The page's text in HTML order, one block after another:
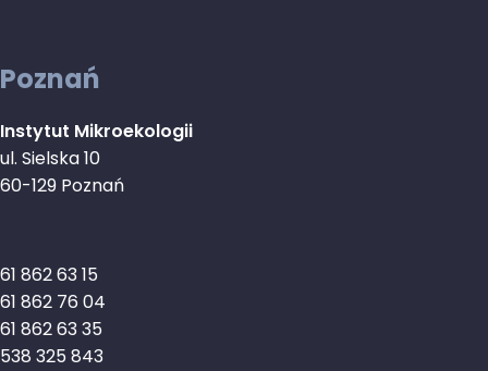
Poznań
Instytut Mikroekologii
ul. Sielska 10
60-129 Poznań
61 862 63 15
61 862 76 04
61 862 63 35
538 325 843